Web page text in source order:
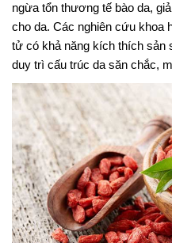
ngừa tổn thương tế bào da,
cho da. Các nghiên cứu khoa
tử có khả năng kích thích sản
duy trì cấu trúc da săn chắc,